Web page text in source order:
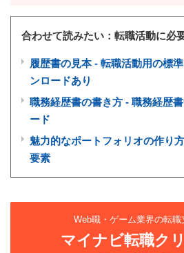
合わせて読みたい：転職活動に必
履歴書の見本 - 転職活動用の標
ンロードあり
職務経歴書の書き方 - 職務経歴
ード
魅力的なポートフォリオの作り
要素
Web職・ゲーム業界の転職
マイナビ転職ク